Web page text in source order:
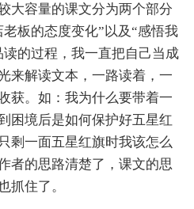
大容量的课文分为两个部分
板的态度变化”以及“感悟我
的过程，我一直把自己当成
来解读文本，一路读着，一
获。如：我为什么要带着一
困境后是如何保护好五星红
剩一面五星红旗时我该怎么
者的思路清楚了，课文的思
抓住了。